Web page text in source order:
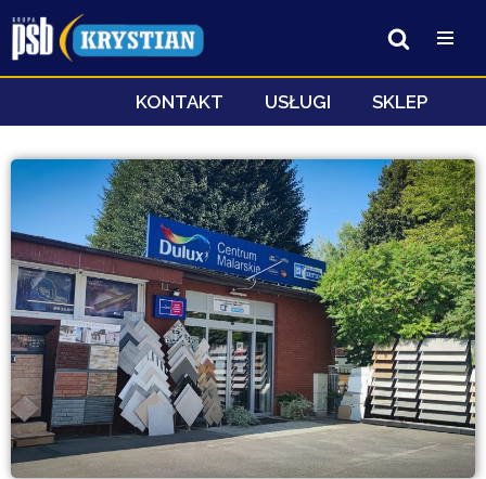
Przejdź
do
KONTAKT USŁUGI SKLEP